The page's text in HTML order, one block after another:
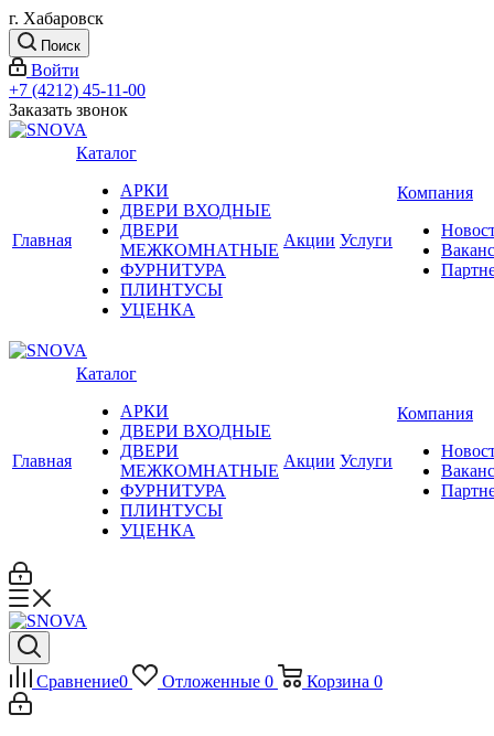
г. Хабаровск
Поиск
Войти
+7 (4212) 45-11-00
Заказать звонок
Главная
Каталог
АРКИ
ДВЕРИ ВХОДНЫЕ
ДВЕРИ
МЕЖКОМНАТНЫЕ
ФУРНИТУРА
ПЛИНТУСЫ
УЦЕНКА
Акции Услуги
Компания
Главная
Каталог
АРКИ
ДВЕРИ ВХОДНЫЕ
ДВЕРИ
МЕЖКОМНАТНЫЕ
ФУРНИТУРА
ПЛИНТУСЫ
УЦЕНКА
Акции Услуги
Компания
Сравнение0 Отложенные 0 Корзина 0